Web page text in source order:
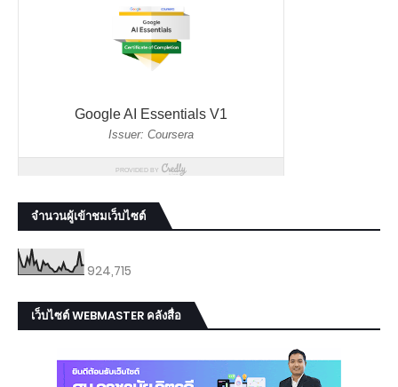
จำนวนผู้เข้าชมเว็บไซต์
924,715
เว็บไซต์ WEBMASTER คลังสื่อ